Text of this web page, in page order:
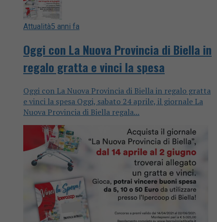
Attualità5 anni fa
Oggi con La Nuova Provincia di Biella in
regalo gratta e vinci la spesa
Oggi con La Nuova Provincia di Biella in regalo gratta
e vinci la spesa Oggi, sabato 24 aprile, il giornale La
Nuova Provincia di Biella regala...